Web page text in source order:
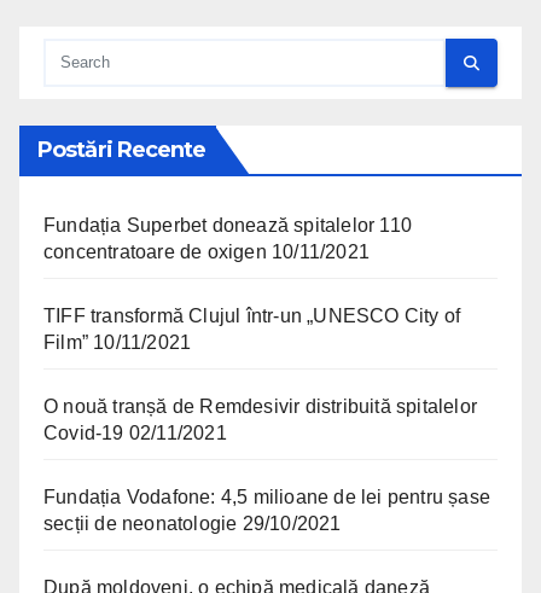
Postări Recente
Fundația Superbet donează spitalelor 110
concentratoare de oxigen 10/11/2021
TIFF transformă Clujul într-un „UNESCO City of
Film” 10/11/2021
O nouă tranșă de Remdesivir distribuită spitalelor
Covid-19 02/11/2021
Fundația Vodafone: 4,5 milioane de lei pentru șase
secții de neonatologie 29/10/2021
După moldoveni, o echipă medicală daneză